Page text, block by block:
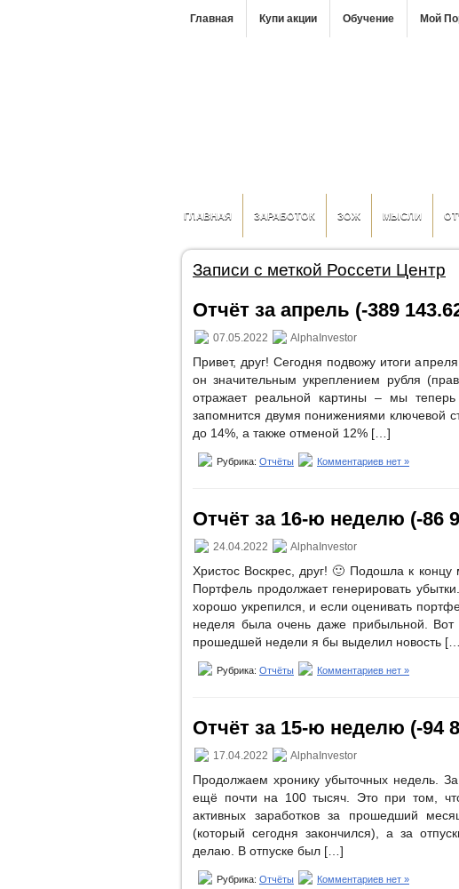
Главная Купи акции Обучение Мой
ГЛАВНАЯ ЗАРАБОТОК ЗОЖ МЫСЛИ
Записи с меткой Россети Центр
Отчёт за апрель (-389
07.05.2022 AlphaInvestor
Привет, друг! Сегодня подвожу итоги
он значительным укреплением рубля
отражает реальной картины – мы
запомнится двумя понижениями ключевой
до 14%, а также отменой 12% […]
Рубрика: Отчёты Комментариев нет »
Отчёт за 16-ю неделю (-86
24.04.2022 AlphaInvestor
Христос Воскрес, друг! 🙂 Подошла к концу
Портфель продолжает генерировать
хорошо укрепился, и если оценивать
неделя была очень даже прибыльной. Вот
прошедшей недели я бы выделил новость
Рубрика: Отчёты Комментариев нет »
Отчёт за 15-ю неделю (-94
17.04.2022 AlphaInvestor
Продолжаем хронику убыточных недель.
ещё почти на 100 тысяч. Это при том,
активных заработков за прошедший
(который сегодня закончился), а за
делаю. В отпуске был […]
Рубрика: Отчёты Комментариев нет »